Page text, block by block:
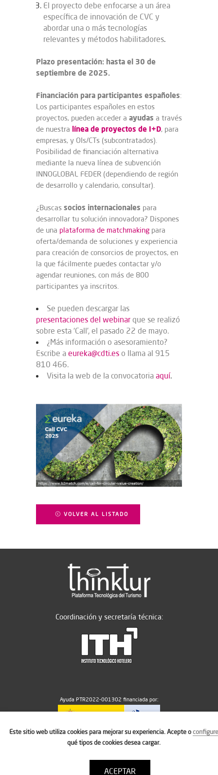
El proyecto debe enfocarse a un área
específica de innovación de CVC y
abordar una o más tecnologías
relevantes y métodos habilitadores.
Plazo presentación: hasta el 30 de
septiembre de 2025.
Financiación para participantes españoles:
Los participantes españoles en estos
proyectos, pueden acceder a ayudas a través
de nuestra línea de proyectos de I+D, para
empresas, y OIs/CTs (subcontratados).
Posibilidad de financiación alternativa
mediante la nueva línea de subvención
INNOGLOBAL FEDER (dependiendo de región
de desarrollo y calendario, consultar).
¿Buscas socios internacionales para
desarrollar tu solución innovadora? Dispones
de una plataforma de matchmaking para
oferta/demanda de soluciones y experiencia
para creación de consorcios de proyectos, en
la que fácilmente puedes contactar y/o
agendar reuniones, con más de 800
participantes ya inscritos.
Se pueden descargar las
presentaciones del webinar que se realizó
sobre esta ‘Call’, el pasado 22 de mayo.
¿Más información o asesoramiento?
Escribe a eureka@cdti.es o llama al 915
810 466.
Visita la web de la convocatoria aquí.
VOLVER AL LISTADO
Coordinación y secretaría técnica:
Ayuda PTR2022-001302 financiada por:
MICIU/AEI/10.13039/501100011033
Este sitio web utiliza cookies para mejorar su experiencia. Acepte oconfigure
qué tipos de cookies desea cargar.
ACEPTAR